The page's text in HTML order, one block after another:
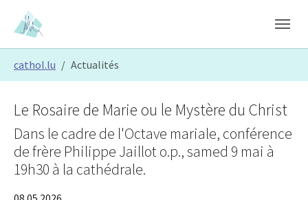
Skip to main content
Skip to page footer
cathol.lu Actualités
Le Rosaire de Marie ou le Mystère du Christ
Dans le cadre de l'Octave mariale, conférence
de frère Philippe Jaillot o.p., samed 9 mai à
19h30 à la cathédrale.